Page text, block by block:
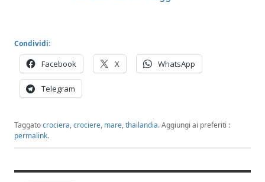
Condividi:
Facebook X WhatsApp
Telegram
Taggatocrociera,crociere, mare,thailandia.Aggiungi ai preferiti :
permalink.